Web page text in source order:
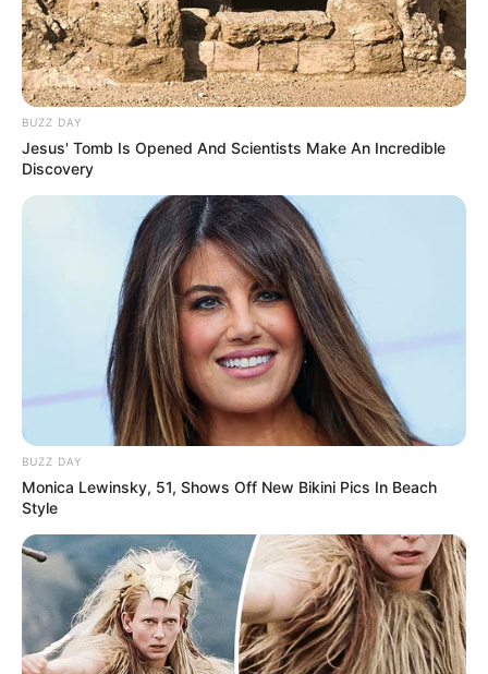
BUZZ DAY
Jesus' Tomb Is Opened And Scientists Make An Incredible
Discovery
BUZZ DAY
Monica Lewinsky, 51, Shows Off New Bikini Pics In Beach
Style